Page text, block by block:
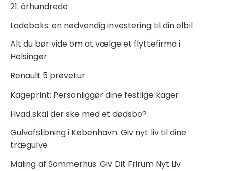
21. århundrede
Ladeboks: en nødvendig investering til din elbil
Alt du bør vide om at vælge et flyttefirma i
Helsingør
Renault 5 prøvetur
Kageprint: Personliggør dine festlige kager
Hvad skal der ske med et dødsbo?
Gulvafslibning i København: Giv nyt liv til dine
trægulve
Maling af Sommerhus: Giv Dit Frirum Nyt Liv